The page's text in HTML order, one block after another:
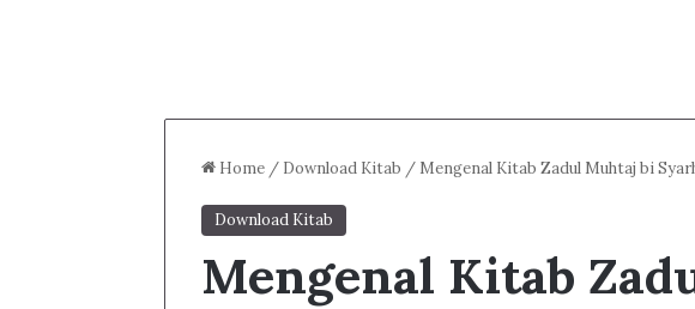
Home / Download Kitab / Mengenal Kitab Zadul Muhtaj bi
Download Kitab
Mengenal Kitab